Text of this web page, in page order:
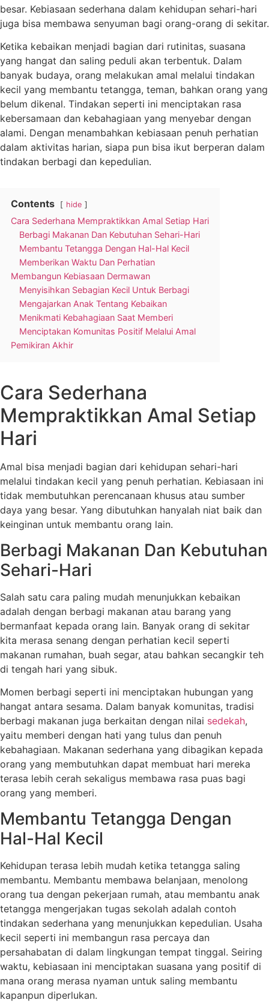
besar. Kebiasaan sederhana dalam kehidupan sehari-hari
juga bisa membawa senyuman bagi orang-orang di sekitar.
Ketika kebaikan menjadi bagian dari rutinitas, suasana
yang hangat dan saling peduli akan terbentuk. Dalam
banyak budaya, orang melakukan amal melalui tindakan
kecil yang membantu tetangga, teman, bahkan orang yang
belum dikenal. Tindakan seperti ini menciptakan rasa
kebersamaan dan kebahagiaan yang menyebar dengan
alami. Dengan menambahkan kebiasaan penuh perhatian
dalam aktivitas harian, siapa pun bisa ikut berperan dalam
tindakan berbagi dan kepedulian.
Contents hide
Cara Sederhana Mempraktikkan Amal Setiap Hari
Berbagi Makanan Dan Kebutuhan Sehari-Hari
Membantu Tetangga Dengan Hal-Hal Kecil
Memberikan Waktu Dan Perhatian
Membangun Kebiasaan Dermawan
Menyisihkan Sebagian Kecil Untuk Berbagi
Mengajarkan Anak Tentang Kebaikan
Menikmati Kebahagiaan Saat Memberi
Menciptakan Komunitas Positif Melalui Amal
Pemikiran Akhir
Cara Sederhana
Mempraktikkan Amal Setiap
Hari
Amal bisa menjadi bagian dari kehidupan sehari-hari
melalui tindakan kecil yang penuh perhatian. Kebiasaan ini
tidak membutuhkan perencanaan khusus atau sumber
daya yang besar. Yang dibutuhkan hanyalah niat baik dan
keinginan untuk membantu orang lain.
Berbagi Makanan Dan Kebutuhan
Sehari-Hari
Salah satu cara paling mudah menunjukkan kebaikan
adalah dengan berbagi makanan atau barang yang
bermanfaat kepada orang lain. Banyak orang di sekitar
kita merasa senang dengan perhatian kecil seperti
makanan rumahan, buah segar, atau bahkan secangkir teh
di tengah hari yang sibuk.
Momen berbagi seperti ini menciptakan hubungan yang
hangat antara sesama. Dalam banyak komunitas, tradisi
berbagi makanan juga berkaitan dengan nilai sedekah,
yaitu memberi dengan hati yang tulus dan penuh
kebahagiaan. Makanan sederhana yang dibagikan kepada
orang yang membutuhkan dapat membuat hari mereka
terasa lebih cerah sekaligus membawa rasa puas bagi
orang yang memberi.
Membantu Tetangga Dengan
Hal-Hal Kecil
Kehidupan terasa lebih mudah ketika tetangga saling
membantu. Membantu membawa belanjaan, menolong
orang tua dengan pekerjaan rumah, atau membantu anak
tetangga mengerjakan tugas sekolah adalah contoh
tindakan sederhana yang menunjukkan kepedulian. Usaha
kecil seperti ini membangun rasa percaya dan
persahabatan di dalam lingkungan tempat tinggal. Seiring
waktu, kebiasaan ini menciptakan suasana yang positif di
mana orang merasa nyaman untuk saling membantu
kapanpun diperlukan.